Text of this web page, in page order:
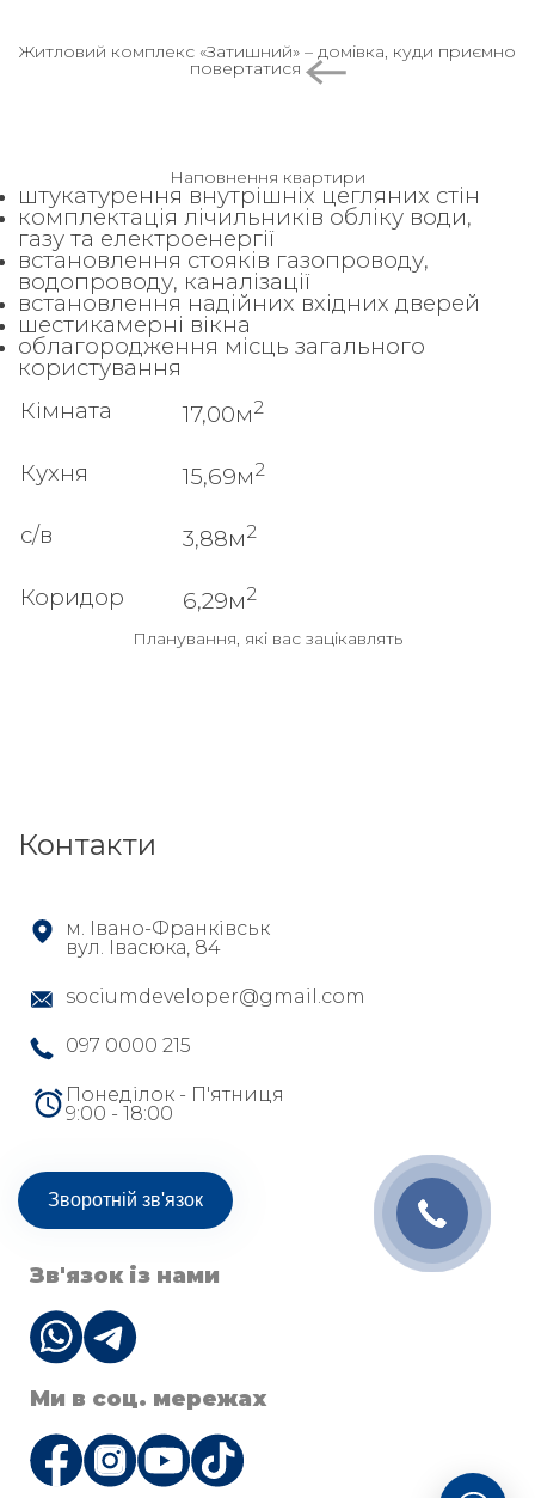
Житловий комплекс «Затишний» – домівка, куди приємно
повертатися
Наповнення квартири
штукатурення внутрішніх цегляних стін
комплектація лічильників обліку води,
газу та електроенергії
встановлення стояків газопроводу,
водопроводу, каналізації
встановлення надійних вхідних дверей
шестикамерні вікна
облагородження місць загального
користування
Кімната
17,00м2
Кухня 15,69м2
с/в 3,88м2
Коридор 6,29м2
Планування, які вас зацікавлять
Контакти
м. Івано-Франківськ
вул. Івасюка, 84
sociumdeveloper@gmail.com
097 0000 215
Понеділок - П'ятниця
9:00 - 18:00
Зворотній зв'язок
Зв'язок із нами
Ми в соц. мережах